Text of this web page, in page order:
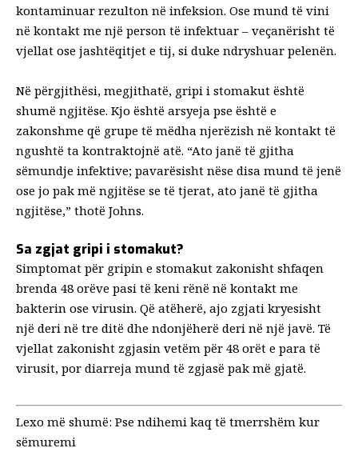
kontaminuar rezulton në infeksion. Ose mund të vini
në kontakt me një person të infektuar – veçanërisht të
vjellat ose jashtëqitjet e tij, si duke ndryshuar pelenën.
Në përgjithësi, megjithatë, gripi i stomakut është
shumë ngjitëse. Kjo është arsyeja pse është e
zakonshme që grupe të mëdha njerëzish në kontakt të
ngushtë ta kontraktojnë atë. “Ato janë të gjitha
sëmundje infektive; pavarësisht nëse disa mund të jenë
ose jo pak më ngjitëse se të tjerat, ato janë të gjitha
ngjitëse,” thotë Johns.
Sa zgjat gripi i stomakut?
Simptomat për gripin e stomakut zakonisht shfaqen
brenda 48 orëve pasi të keni rënë në kontakt me
bakterin ose virusin. Që atëherë, ajo zgjati kryesisht
një deri në tre ditë dhe ndonjëherë deri në një javë. Të
vjellat zakonisht zgjasin vetëm për 48 orët e para të
virusit, por diarreja mund të zgjasë pak më gjatë.
Lexo më shumë: Pse ndihemi kaq të tmerrshëm kur
sëmuremi